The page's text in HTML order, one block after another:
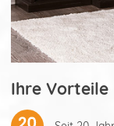
Ihre Vorteile